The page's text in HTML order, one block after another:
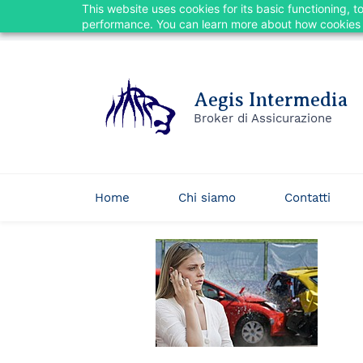
This website uses cookies for its basic functioning,
performance. You can learn more about how
to
posta@aegisintermedia.it 02.84161364
Aegis Intermedia
Broker di Assicurazione
Home Chi siamo Contatti